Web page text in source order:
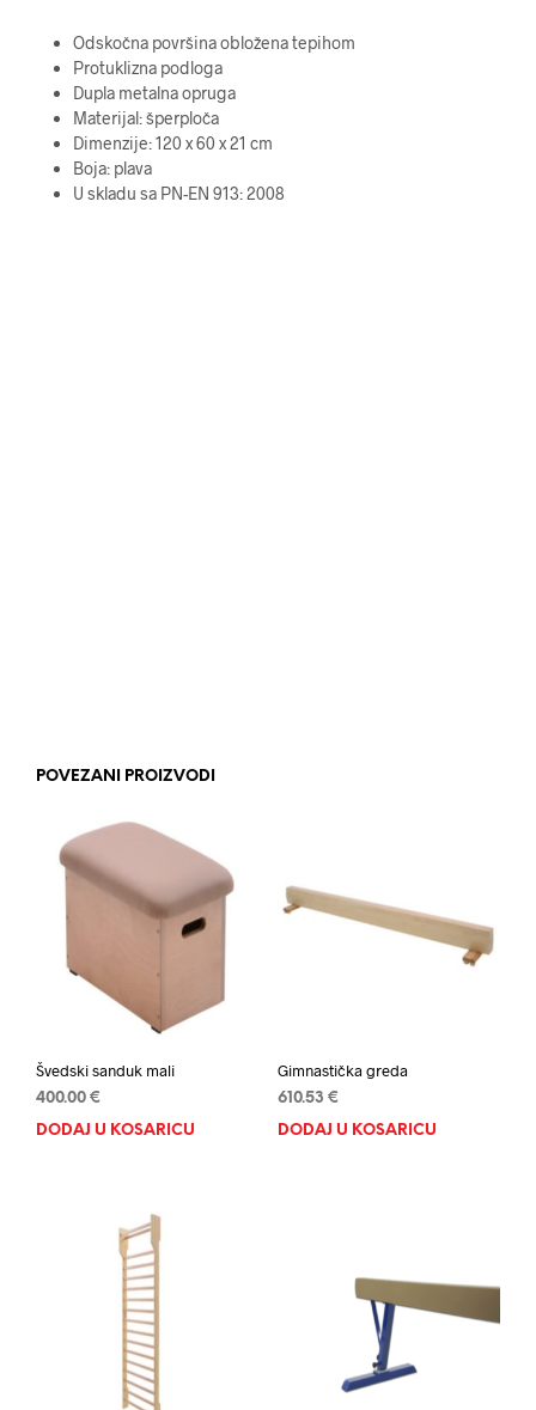
Odskočna površina obložena tepihom
Protuklizna podloga
Dupla metalna opruga
Materijal: šperploča
Dimenzije: 120 x 60 x 21 cm
Boja: plava
U skladu sa PN-EN 913: 2008
POVEZANI PROIZVODI
Švedski sanduk mali
400.00 €
DODAJ U KOŠARICU
Gimnastička greda
610.53 €
DODAJ U KOŠARICU